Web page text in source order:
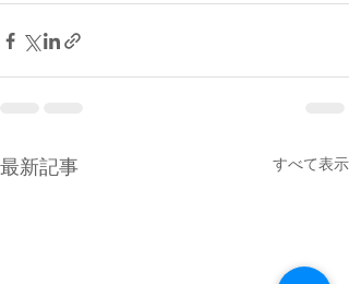
最新記事 すべて表示